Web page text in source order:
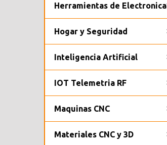
Herramientas de Electronica
Hogar y Seguridad
Inteligencia Artificial
IOT Telemetria RF
Maquinas CNC
Materiales CNC y 3D